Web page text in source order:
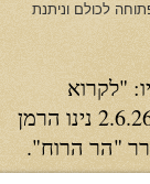
לכולם וניתנת
"לקרוא
איתה..." 2.6.26 נינו הרמן
"הר הרוח".